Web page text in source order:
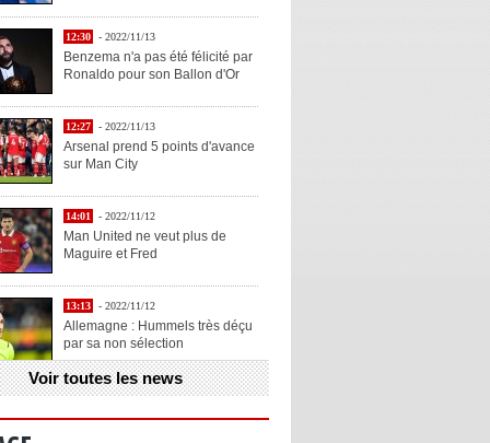
12:30 - 2022/11/13
Benzema n'a pas été félicité par
Ronaldo pour son Ballon d'Or
12:27 - 2022/11/13
Arsenal prend 5 points d'avance
sur Man City
14:01 - 2022/11/12
Man United ne veut plus de
Maguire et Fred
13:13 - 2022/11/12
Allemagne : Hummels très déçu
par sa non sélection
13:11 - 2022/11/12
Henry explique la chose qu'il
Voir toutes les news